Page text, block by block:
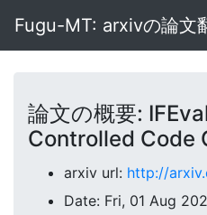
Fugu-MT: arxivの論文
論文の概要:
Controlled Code
arxiv url: http://
Date: Fri, 01 Aug